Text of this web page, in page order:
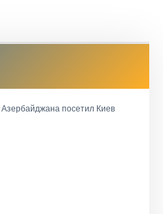
посетил Киев